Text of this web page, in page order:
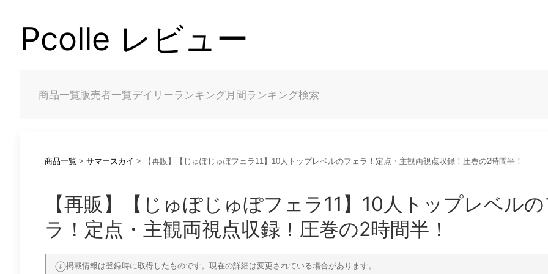
Pcolle レビュー
商品一覧販売者一覧デイリーランキング月間ランキング検索
商品一覧 > サマースカイ > 【再販】【じゅぽじゅぽフェラ11】10人トップレベルのフェラ！定点・主観両視点収録！圧巻の2時間半！
【再販】【じゅぽじゅぽフェラ11】10人トップレベル
ラ！定点・主観両視点収録！圧巻の2時間半！
掲載情報は登録時に取得したものです。現在の詳細は変更されている場合があります。